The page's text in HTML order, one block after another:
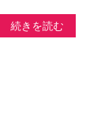
続きを読む